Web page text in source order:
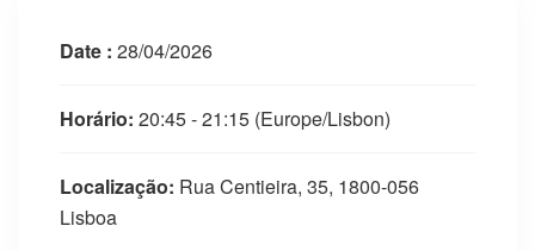
Date : 28/04/2026
Horário: 20:45 - 21:15 (Europe/Lisbon)
Localização: Rua Centieira, 35, 1800-056
Lisboa